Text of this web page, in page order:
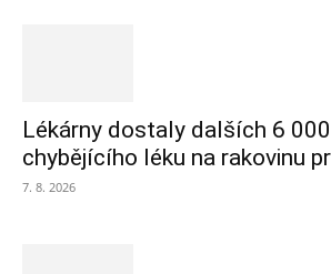
Lékárny dostaly dalších 6
chybějícího léku na rakovinu
7. 8. 2026